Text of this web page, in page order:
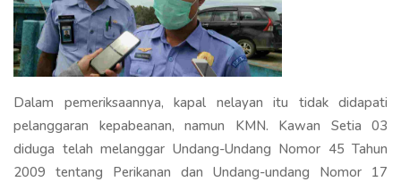
Dalam pemeriksaannya, kapal nelayan itu tidak didapati
pelanggaran kepabeanan, namun KMN. Kawan Setia 03
diduga telah melanggar Undang-Undang Nomor 45 Tahun
2009 tentang Perikanan dan Undang-undang Nomor 17